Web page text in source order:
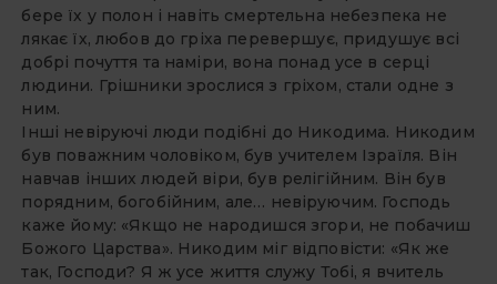
бере їх у полон і навіть смертельна небезпека не
лякає їх, любов до гріха перевершує, придушує всі
добрі почуття та наміри, вона понад усе в серці
людини. Грішники зрослися з гріхом, стали одне з
ним.
Інші невіруючі люди подібні до Никодима. Никодим
був поважним чоловіком, був учителем Ізраїля. Він
навчав інших людей віри, був релігійним. Він був
порядним, богобійним, але… невіруючим. Господь
каже йому: «Якщо не народишся згори, не побачиш
Божого Царства». Никодим міг відповісти: «Як же
так, Господи? Я ж усе життя служу Тобі, я вчитель